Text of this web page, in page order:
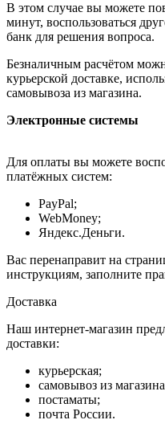
В этом случае вы можете
минут, воспользоваться
банк для решения вопроса.
Безналичным расчётом
курьерской доставке,
самовывоза из магазина.
Электронные системы
Для оплаты вы можете
платёжных систем:
PayPal;
WebMoney;
Яндекс.Деньги.
Вас перенаправит на
инструкциям, заполните
Доставка
Наш интернет-магазин
доставки:
курьерская;
самовывоз из
постаматы;
почта России.